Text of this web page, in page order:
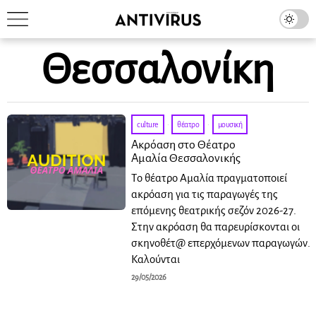
Θεσσαλονίκη
culture · θέατρο · μουσική
Ακρόαση στο Θέατρο
Αμαλία Θεσσαλονικής
Tο θέατρο Αμαλία πραγματοποιεί
ακρόαση για τις παραγωγές της
επόμενης θεατρικής σεζόν 2026-27.
Στην ακρόαση θα παρευρίσκονται οι
σκηνοθέτ@ επερχόμενων παραγωγών.
Καλούνται
29/05/2026